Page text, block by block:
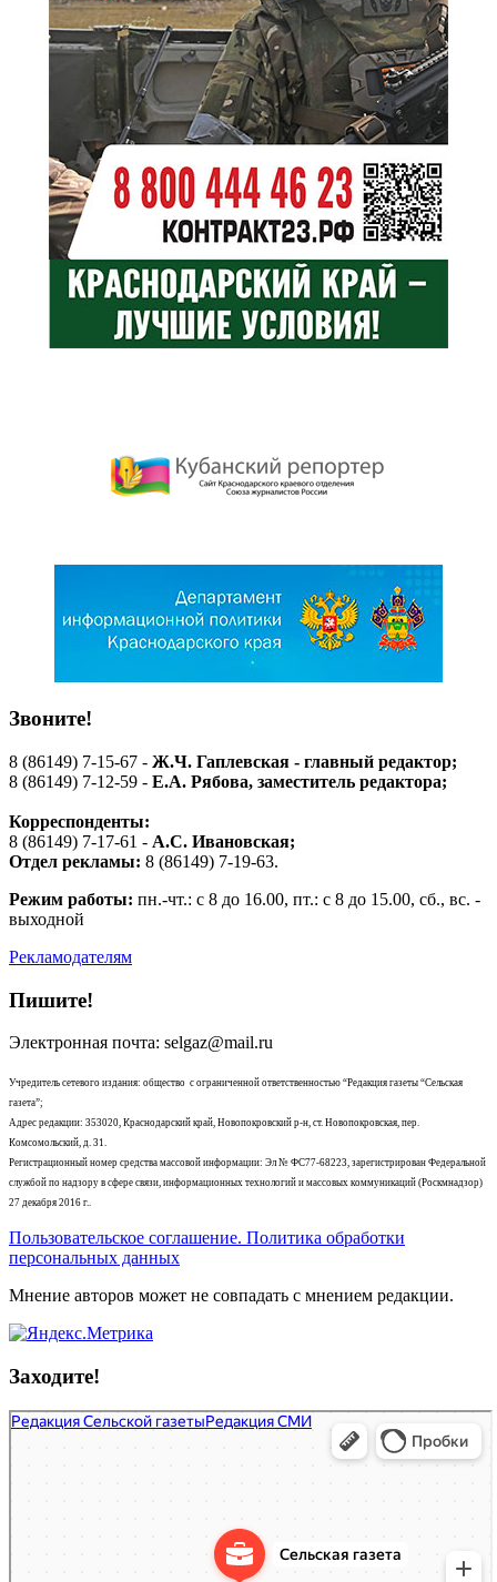
Звоните!
8 (86149) 7-15-67 - Ж.Ч. Гаплевская - главный редактор;
8 (86149) 7-12-59 - Е.А. Рябова, заместитель редактора;
Корреспонденты:
8 (86149) 7-17-61 - А.С. Ивановская;
Отдел рекламы: 8 (86149) 7-19-63.
Режим работы: пн.-чт.: с 8 до 16.00, пт.: с 8 до 15.00, сб., вс. -
выходной
Рекламодателям
Пишите!
Электронная почта: selgaz@mail.ru
Учредитель сетевого издания: общество с ограниченной ответственностью “Редакция газеты “Сельская
газета”;
Адрес редакции: 353020, Краснодарский край, Новопокровский р-н, ст. Новопокровская, пер.
Комсомольский, д. 31.
Регистрационный номер средства массовой информации: Эл № ФС77-68223, зарегистрирован Федеральной
службой по надзору в сфере связи, информационных технологий и массовых коммуникаций (Роскмнадзор)
27 декабря 2016 г..
Пользовательское соглашение. Политика обработки
персональных данных
Мнение авторов может не совпадать с мнением редакции.
Заходите!